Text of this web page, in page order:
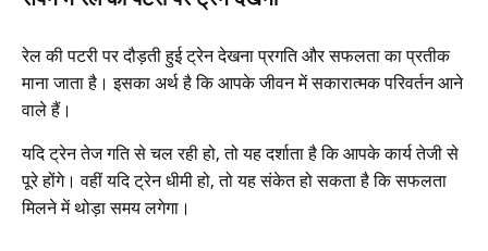
रेल की पटरी पर दौड़ती हुई ट्रेन देखना प्रगति और सफलता का प्रतीक
माना जाता है। इसका अर्थ है कि आपके जीवन में सकारात्मक परिवर्तन आने
वाले हैं।
यदि ट्रेन तेज गति से चल रही हो, तो यह दर्शाता है कि आपके कार्य तेजी से
पूरे होंगे। वहीं यदि ट्रेन धीमी हो, तो यह संकेत हो सकता है कि सफलता
मिलने में थोड़ा समय लगेगा।